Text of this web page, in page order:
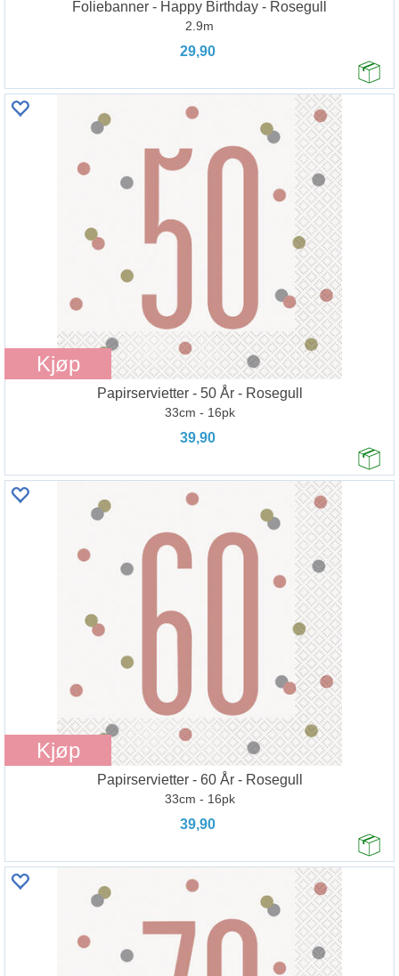
Foliebanner - Happy Birthday - Rosegull
2.9m
29,90
Kjøp
Papirservietter - 50 År - Rosegull
33cm - 16pk
39,90
Kjøp
Papirservietter - 60 År - Rosegull
33cm - 16pk
39,90